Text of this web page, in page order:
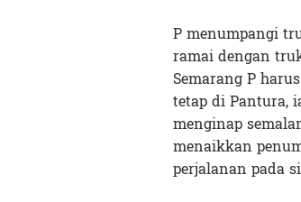
P menumpangi
ramai dengan
Semarang P
tetap di Pantura,
menginap
menaikkan
perjalanan pada